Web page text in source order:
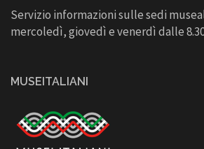
Servizio informazioni sulle sedi
mercoledì, giovedì e venerdì dalle
MUSEITALIANI